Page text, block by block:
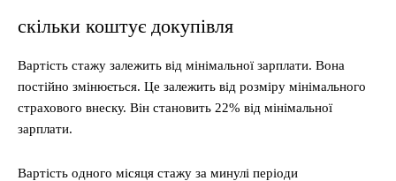
скільки коштує докупівля
Вартість стажу залежить від мінімальної зарплати. Вона
постійно змінюється. Це залежить від розміру мінімального
страхового внеску. Він становить 22% від мінімальної
зарплати.
Вартість одного місяця стажу за минулі періоди